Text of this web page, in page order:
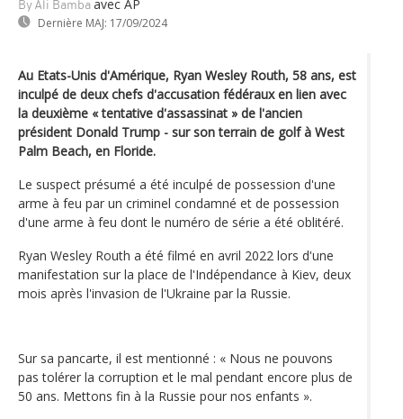
By Ali Bamba avec AP
Dernière MAJ: 17/09/2024
Au Etats-Unis d'Amérique, Ryan Wesley Routh, 58 ans, est
inculpé de deux chefs d'accusation fédéraux en lien avec
la deuxième « tentative d'assassinat » de l'ancien
président Donald Trump - sur son terrain de golf à West
Palm Beach, en Floride.
Le suspect présumé a été inculpé de possession d'une
arme à feu par un criminel condamné et de possession
d'une arme à feu dont le numéro de série a été oblitéré.
Ryan Wesley Routh a été filmé en avril 2022 lors d'une
manifestation sur la place de l'Indépendance à Kiev, deux
mois après l'invasion de l'Ukraine par la Russie.
Sur sa pancarte, il est mentionné : « Nous ne pouvons
pas tolérer la corruption et le mal pendant encore plus de
50 ans. Mettons fin à la Russie pour nos enfants ».